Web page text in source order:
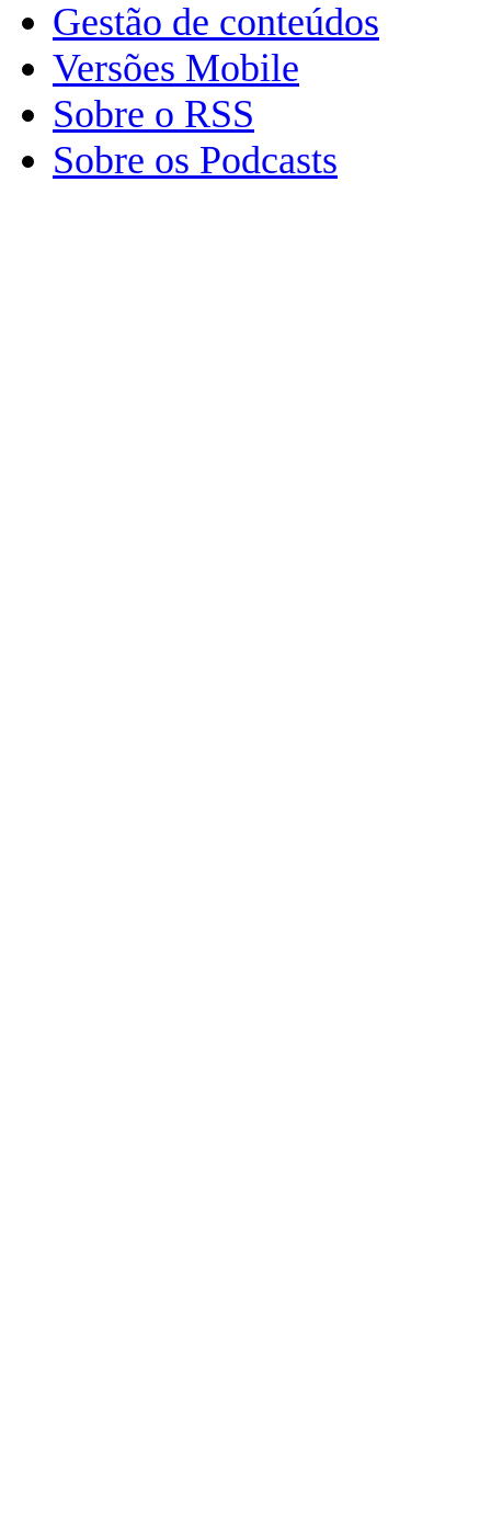
Gestão de conteúdos
Versões Mobile
Sobre o RSS
Sobre os Podcasts